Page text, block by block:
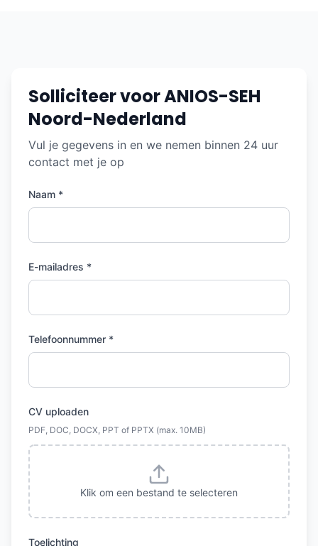
Solliciteer voor ANIOS-SEH
Noord-Nederland
Vul je gegevens in en we nemen binnen 24 uur
contact met je op
Naam *
E-mailadres *
Telefoonnummer *
CV uploaden
PDF, DOC, DOCX, PPT of PPTX (max. 10MB)
Klik om een bestand te selecteren
Toelichting